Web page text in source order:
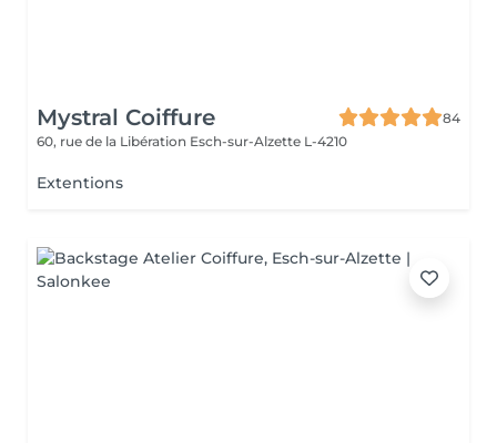
Mystral Coiffure
84
60, rue de la Libération Esch-sur-Alzette L-4210
Extentions